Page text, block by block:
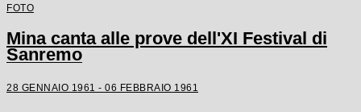
FOTO
Mina canta alle prove dell'XI Festival di
Sanremo
28 GENNAIO 1961 - 06 FEBBRAIO 1961